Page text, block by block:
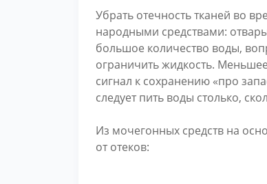
Убрать отечность тканей во
народными средствами:
большое количество воды,
ограничить жидкость.
сигнал к сохранению «про
следует пить воды столько,
Из мочегонных средств на
от отеков: